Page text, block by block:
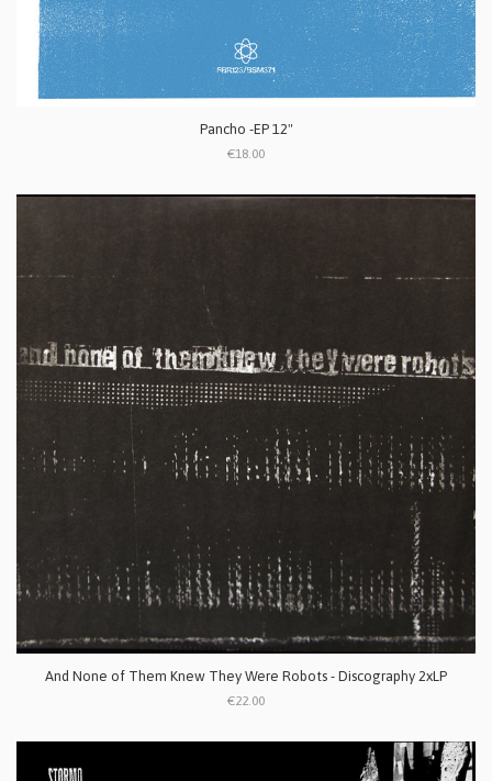
Pancho -EP 12"
€18.00
And None of Them Knew They Were Robots - Discography 2xLP
€22.00